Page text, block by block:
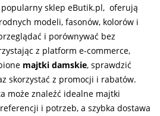
sklep eButik.pl, oferują
modeli, fasonów, kolorów i
i porównywać bez
z platform e-commerce,
majtki damskie, sprawdzić
skorzystać z promocji i rabatów.
może znaleźć idealne majtki
i potrzeb, a szybka dostawa